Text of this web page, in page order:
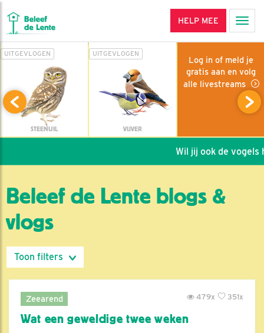
HELP MEE
UITGEVLOGEN
STEENUIL
UITGEVLOGEN
VIJVER
Log in of meld je
gratis aan en volg
alle livestreams
Wil jij ook de vogels
Beleef de Lente blogs &
vlogs
Zeearend 351x
479x
Wat een geweldige twee weken